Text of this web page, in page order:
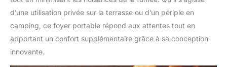
d’une utilisation privée sur la terrasse ou d’un périple en
camping, ce foyer portable répond aux attentes tout en
apportant un confort supplémentaire grâce à sa conception
innovante.